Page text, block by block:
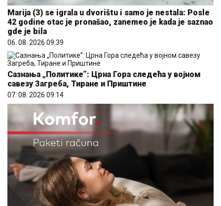
Marija (3) se igrala u dvorištu i samo je nestala: Posle
42 godine otac je pronašao, zanemeo je kada je saznao
gde je bila
06. 08. 2026 09:39
Сазнања „Политике”: Црна Гора следећа у војном
савезу Загреба, Тиране и Приштине
07. 08. 2026 09:14